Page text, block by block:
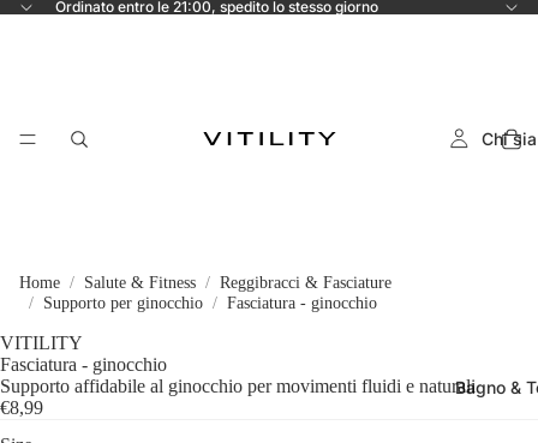
Ordinato entro le 21:00, spedito lo stesso giorno
Chi
Bagno &
Home Salute & Fitness
Reggibracci & Fasciature
Supporto per ginocchio
Fasciatura - ginocchio
VITILITY
Fasciatura - ginocchio
Supporto affidabile al ginocchio per movimenti fluidi e naturali
€8,99